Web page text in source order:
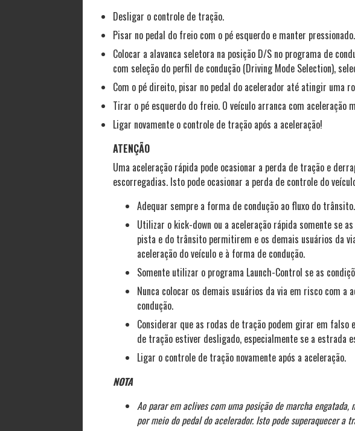
Desligar o controle de tração.
Pisar no pedal do freio com o pé esquerdo e manter pressionado.
Colocar a alavanca seletora na posição D/S no programa de
com seleção do perfil de condução (Driving Mode Selection),
Com o pé direito, pisar no pedal do acelerador até atingir uma
Tirar o pé esquerdo do freio. O veículo arranca com aceleração
Ligar novamente o controle de tração após a aceleração!
ATENÇÃO
Uma aceleração rápida pode ocasionar a perda de tração e
escorregadias. Isto pode ocasionar a perda de controle do
Adequar sempre a forma de condução ao fluxo do trânsito.
Utilizar o kick-down ou a aceleração rápida somente se
pista e do trânsito permitirem e os demais usuários da
aceleração do veículo e à forma de condução.
Somente utilizar o programa Launch-Control se as
Nunca colocar os demais usuários da via em risco com a
condução.
Considerar que as rodas de tração podem girar em falso
de tração estiver desligado, especialmente se a estrada
Ligar o controle de tração novamente após a aceleração.
NOTA
Ao parar em aclives com uma posição de marcha
por meio do pedal do acelerador. Isto pode superaquecer a